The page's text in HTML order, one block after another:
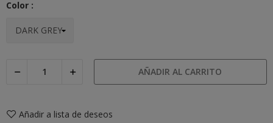
Color :
AÑADIR AL CARRITO
Añadir a lista de deseos